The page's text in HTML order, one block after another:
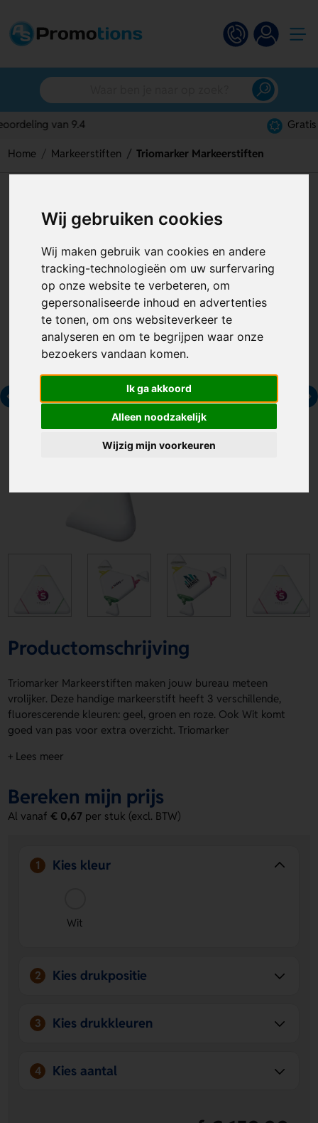
Wij gebruiken cookies
Wij maken gebruik van cookies en andere
tracking-technologieën om uw surfervaring
op onze website te verbeteren, om
gepersonaliseerde inhoud en advertenties
te tonen, om ons websiteverkeer te
analyseren en om te begrijpen waar onze
bezoekers vandaan komen.
Ik ga akkoord
Alleen noodzakelijk
Wijzig mijn voorkeuren
Home Markeerstiften Triomarker Markeerstiften
Artikelnummer:120656
Productomschrijving
Triomarker Markeerstiften maken jouw bureau meteen
vrolijker. Deze handige markeerstift heeft 3 verschillende,
fluorescerende kleuren: geel, groen en roze. Ook Wit komt
goed van pas voor extra overzicht. Triomarker
Laat er een logo, naam of eigen ontwerp op zetten via 1st
Voordelen van de Triomarker
Markeerstiften
handige marker.
Ruimte voor jouw ontwerp
kun je nog slimmer en overzichtelijker werken.
+ Lees meer
Bereken mijn prijs
Al vanaf€ 0,67 per stuk (excl. BTW)
1 Kies kleur
Wit
2 Kies drukpositie
3 Kies drukkleuren
4 Kies aantal